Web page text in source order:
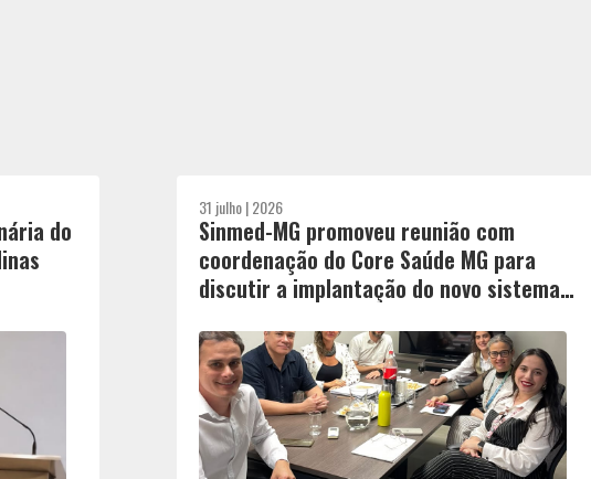
do
31 julho | 2026
Sinmed-MG promoveu reunião com
coordenação do Core Saúde MG para
discutir a implantação do novo sistema